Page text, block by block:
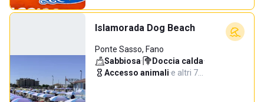
Islamorada Dog Beach
Ponte Sasso, Fano
Sabbiosa· Doccia calda·
Accesso animali·e altri 7…